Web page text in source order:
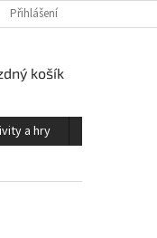
KOSTÝMŮ
Přihlášení
košík
a hry